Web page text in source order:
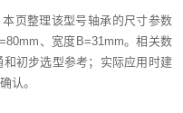
页整理该型号轴承的尺寸参数
、宽度B=31mm。相关数
初步选型参考；实际应用时建
认。